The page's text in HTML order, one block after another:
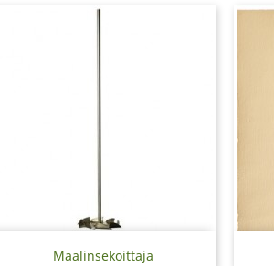
Maalinsekoittaja
Pikakatselu